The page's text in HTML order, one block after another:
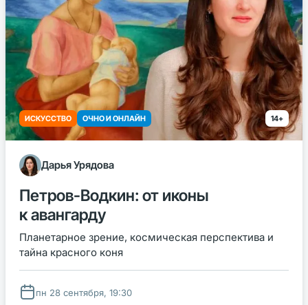
ИСКУССТВО ОЧНО И ОНЛАЙН 14+
Дарья Урядова
Петров-Водкин: от иконы
к авангарду
Планетарное зрение, космическая перспектива и
тайна красного коня
пн 28 сентября, 19:30